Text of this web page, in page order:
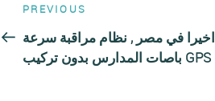
Post
navigation
Previous
Post
PREVIOUS
اخيرا في مصر , نظام مراقبة سرعة
باصات المدارس بدون تركيب GPS